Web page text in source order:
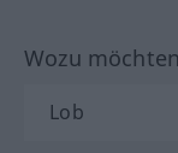
Wozu